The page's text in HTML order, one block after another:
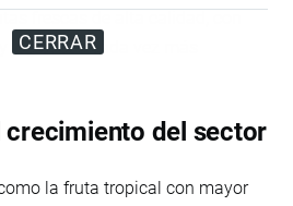
CERRARcada vez más
crecimiento del sector
la fruta tropical con mayor